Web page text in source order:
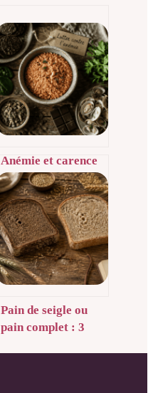
Anémie et carence
en fer : 15 mg par
jour et les clés pour
une absorption
optimale
Pain de seigle ou
pain complet : 3